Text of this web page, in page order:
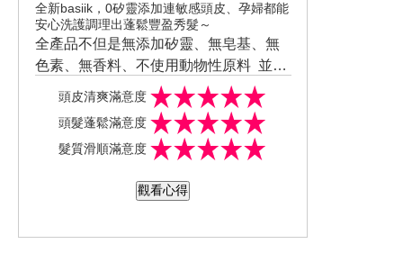
面對惱人的生理期也能安心大膽動~
全新basiik，0矽靈添加連敏感頭皮、孕婦都能
安心洗護調理出蓬鬆豐盈秀髮～
全產品不但是無添加矽靈、無皂基、無
色素、無香料、不使用動物性原料 並嚴
選「有機認證原料」 敏感頭皮、孕婦都
能安心使用 能做到全方位修護頭皮與強
韌髮根同時幫助頭髮找回豐盈蓬鬆
頭皮淨化液又名小綠寶 以「麩胺酸」類
的胺基酸做為天然起泡劑
添加來自法國莊園的薰衣草、廣藿香、
雪松及佛手柑精油 不得不說一下體驗的
的品牌真的不分上下
容易起泡但會發現比起一般的洗髮精在
頭皮清爽滿意度
頭髮蓬鬆滿意度
髮質滑順滿意度
觀看心得